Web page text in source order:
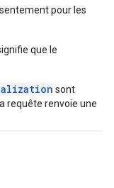
pour les
que le
sont
requête renvoie une